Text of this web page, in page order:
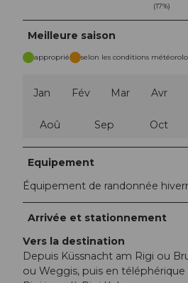
(17%)
Meilleure saison
approprié selon les conditions
Jan Fév Mar Avr
Aoû Sep Oct
Equipement
Équipement de randonnée
Arrivée et stationnement
Vers la destination
Depuis Küssnacht am Rigi ou
ou Weggis, puis en